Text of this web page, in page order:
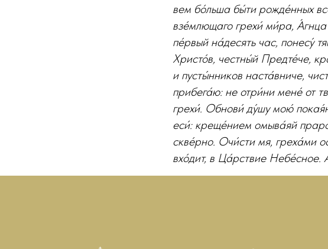
вем бо́льша бы́ти рожде́нных
взе́млющаго грехи́ ми́ра,
пе́рвый на́десять час, понесу́
Христо́в, честны́й Предте́че,
и пусты́нников наста́вниче,
прибега́ю: не отри́ни мене́ от
грехи́. Обнови́ ду́шу мою́
еси́: креще́нием омыва́яй
скве́рно. Очи́сти мя, греха́ми
вхо́дит, в Ца́рствие Небе́сное.